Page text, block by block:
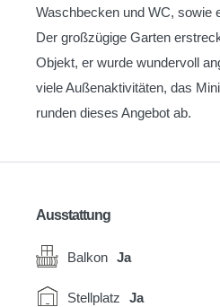
Waschbecken und WC, sowie
Der großzügige Garten
Objekt, er wurde wundervoll
viele Außenaktivitäten, das
runden dieses Angebot ab.
Ausstattung
Balkon Ja
Stellplatz Ja